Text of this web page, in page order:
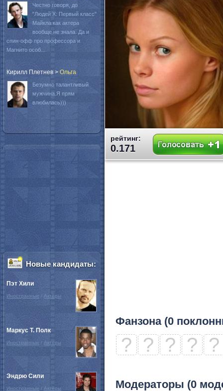
рейтинг:
0.171
Фанзона (0
? ? ? ? ?
Модераторы (0
Честно говоря, до
"Людей Х: Первый класс"
Майкла как актера
вообще не знала. Да и
спин-офф про профессора и
Магнито особ...
Кирилл Плетнев > Oльга
Безумно талантливый
мужчина.Я прям
влюбилась)))
Новые кандидаты:
Пэт Хили
Иностранные / Актёры
Маркус Т. Полк
Иностранные / Актёры
Эндрю Сили
Иностранные / Актёры